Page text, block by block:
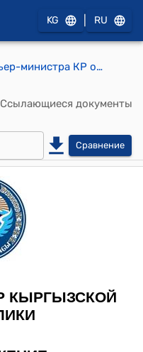
KG RU
Распоряжение Премьер-министра КР от 12 февраля 2013 года № 56 "О Тюбееве Т.Н."
Ссылающиеся документы
Сравнение